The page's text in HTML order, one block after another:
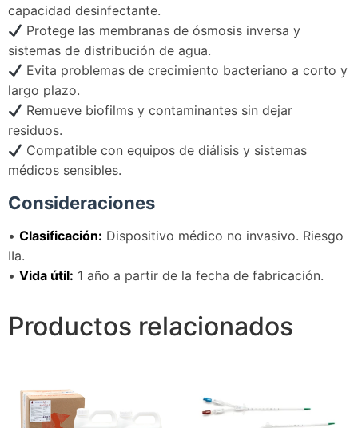
capacidad desinfectante.
Protege las membranas de ósmosis inversa y
sistemas de distribución de agua.
Evita problemas de crecimiento bacteriano a corto y
largo plazo.
Remueve biofilms y contaminantes sin dejar
residuos.
Compatible con equipos de diálisis y sistemas
médicos sensibles.
Consideraciones
• Clasificación: Dispositivo médico no invasivo. Riesgo
IIa.
• Vida útil: 1 año a partir de la fecha de fabricación.
Productos relacionados